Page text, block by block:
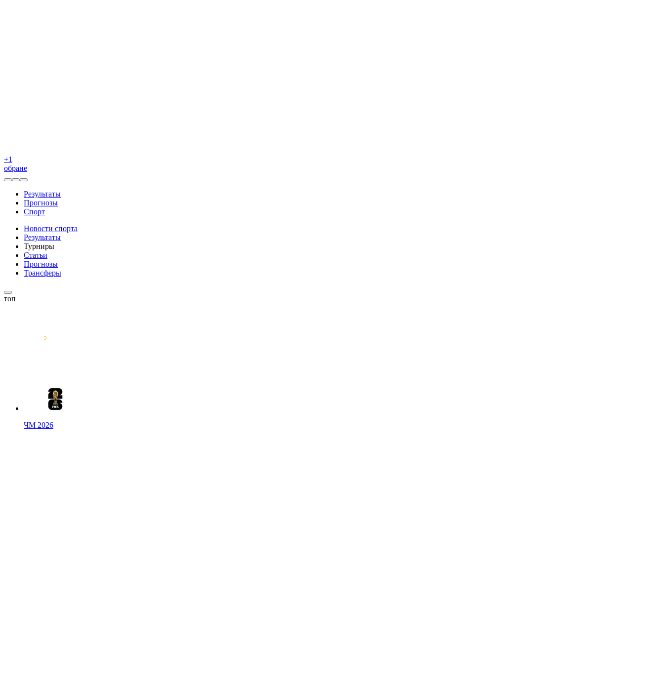
+1
обране
Результаты
Прогнозы
Спорт
Новости спорта
Результаты
Турниры
Статьи
Прогнозы
Трансферы
топ
ЧМ 2026